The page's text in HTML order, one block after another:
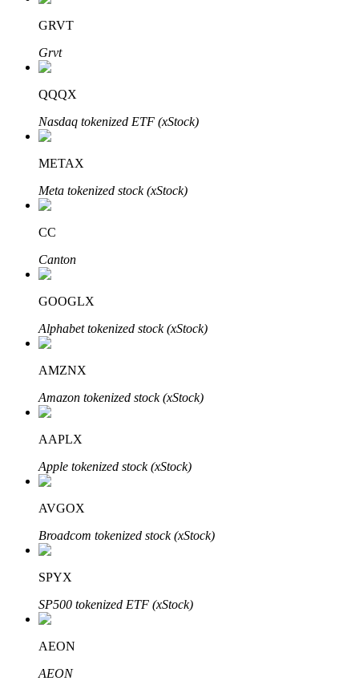
Automatyczna inwestycja
Zdobądź długoterminowy zysk i elastyczne zainteresowania
Naucz się stakingu
Dowiedz się, jak uzyskać dochód pasywny
GRVT
Grvt
QQQX
Nasdaq tokenized ETF (xStock)
METAX
Meta tokenized stock (xStock)
CC
Canton
GOOGLX
Alphabet tokenized stock (xStock)
AMZNX
Amazon tokenized stock (xStock)
AAPLX
Apple tokenized stock (xStock)
AVGOX
Broadcom tokenized stock (xStock)
SPYX
SP500 tokenized ETF (xStock)
AEON
AEON